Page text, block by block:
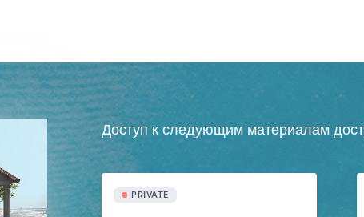
Доступ к следующим материалам
PRIVATE